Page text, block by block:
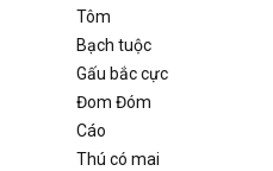
Tôm
Bạch tuộc
Gấu bắc cực
Đom Đóm
Cáo
Thú có mai